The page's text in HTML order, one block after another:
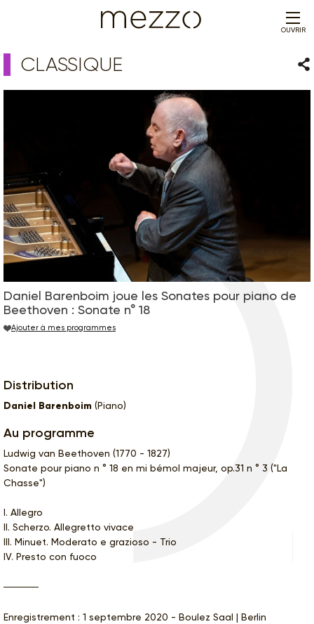
OUVRIR
CLASSIQUE
Daniel Barenboim joue les Sonates pour piano de
Beethoven : Sonate n° 18
Ajouter à mes programmes
Distribution
Daniel Barenboim (Piano)
Au programme
Ludwig van Beethoven (1770 - 1827)
Sonate pour piano n ° 18 en mi bémol majeur, op.31 n ° 3 ("La
Chasse")
I. Allegro
II. Scherzo. Allegretto vivace
III. Minuet. Moderato e grazioso - Trio
IV. Presto con fuoco
Enregistrement : 1 septembre 2020 - Boulez Saal | Berlin